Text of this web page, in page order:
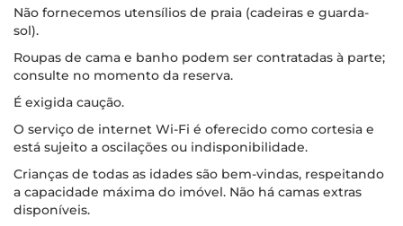
Não fornecemos utensílios de praia (cadeiras e guarda-
sol).
Roupas de cama e banho podem ser contratadas à parte;
consulte no momento da reserva.
É exigida caução.
O serviço de internet Wi-Fi é oferecido como cortesia e
está sujeito a oscilações ou indisponibilidade.
Crianças de todas as idades são bem-vindas, respeitando
a capacidade máxima do imóvel. Não há camas extras
disponíveis.